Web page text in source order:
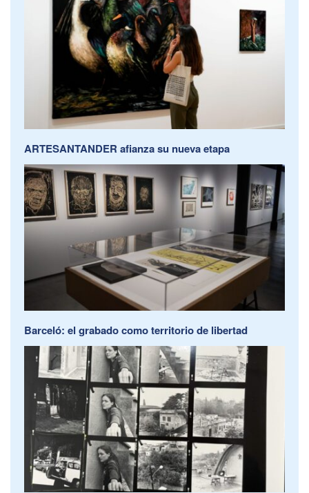
ARTESANTANDER afianza su nueva etapa
Barceló: el grabado como territorio de libertad